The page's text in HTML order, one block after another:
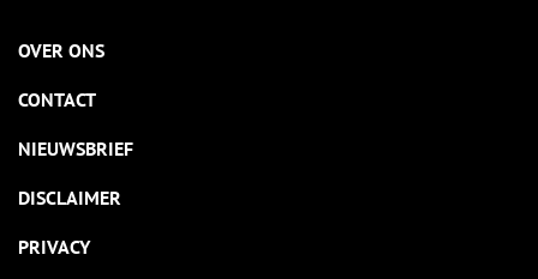
OVER ONS
CONTACT
NIEUWSBRIEF
DISCLAIMER
PRIVACY